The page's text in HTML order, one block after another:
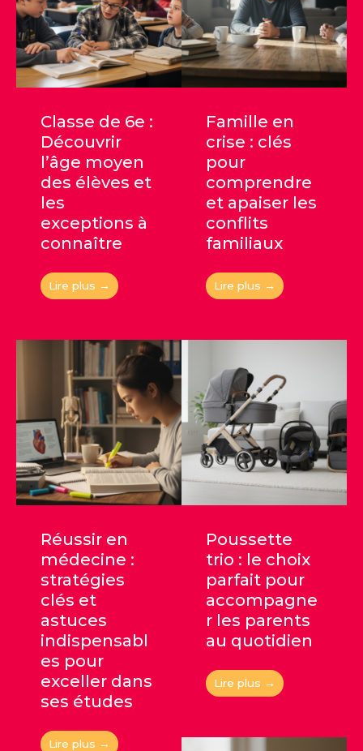
Classe de 6e :
Découvrir
l’âge moyen
des élèves et
les
exceptions à
connaître
Lire plus →
Réussir en
médecine :
stratégies
clés et
astuces
indispensabl
es pour
exceller dans
ses études
Lire plus →
Famille en
crise : clés
pour
comprendre
et apaiser les
conflits
familiaux
Lire plus →
Poussette
trio : le choix
parfait pour
accompagne
r les parents
au quotidien
Lire plus →